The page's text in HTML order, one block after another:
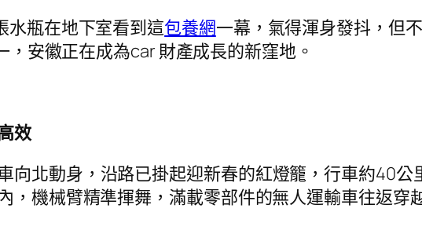
水瓶在地下室看到這包養網一幕，氣得渾身發抖，但
安徽正在成為car 財產成長的新窪地。
效
向北動身，沿路已掛起迎新春的紅燈籠，行車約40
，機械臂精準揮舞，滿載零部件的無人運輸車往返